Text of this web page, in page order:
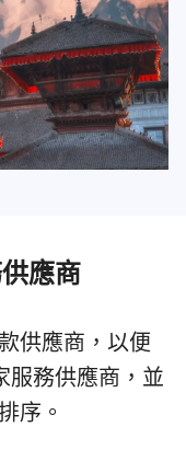
應商
供應商，以便
服務供應商，並
序。